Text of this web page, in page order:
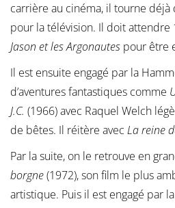
carrière au cinéma, il tourne
pour la télévision. Il doit attendre
Jason et les Argonautes pour être
Il est ensuite engagé par la
d’aventures fantastiques comme
J.C. (1966) avec Raquel Welch
de bêtes. Il réitère avec La reine
Par la suite, on le retrouve en
borgne(1972), son film le plus
artistique. Puis il est engagé par